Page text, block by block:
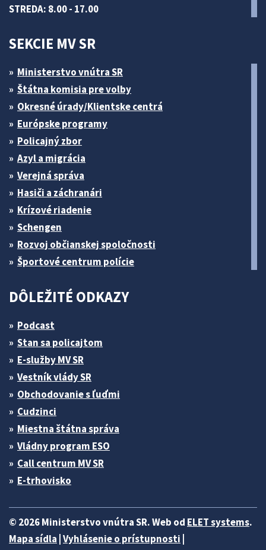
STREDA: 8.00 - 17.00
SEKCIE MV SR
Ministerstvo vnútra SR
Štátna komisia pre volby
Okresné úrady/Klientske centrá
Európske programy
Policajný zbor
Azyl a migrácia
Verejná správa
Hasiči a záchranári
Krízové riadenie
Schengen
Rozvoj občianskej spoločnosti
Športové centrum polície
DÔLEŽITÉ ODKAZY
Podcast
Stan sa policajtom
E-služby MV SR
Vestník vlády SR
Obchodovanie s ľuďmi
Cudzinci
Miestna štátna správa
Vládny program ESO
Call centrum MV SR
E-trhovisko
© 2026 Ministerstvo vnútra SR. Web od ELET systems.
Mapa sídla Vyhlásenie o prístupnosti